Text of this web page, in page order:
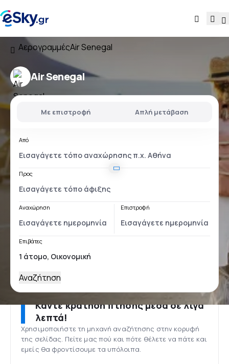
ΑερογραμμέςAir Senegal
Air Senegal
Με επιστροφή Απλή μετάβαση
Από
Προς
Αναχώρηση Επιστροφή
Επιβάτες
Αναζήτηση
Κάντε κράτηση πτήσης μέσα σε λίγα
λεπτά!
Χρησιμοποιήστε τη μηχανή αναζήτησης στην κορυφή
της σελίδας. Πείτε μας πού και πότε θέλετε να πάτε και
εμείς θα φροντίσουμε τα υπόλοιπα.